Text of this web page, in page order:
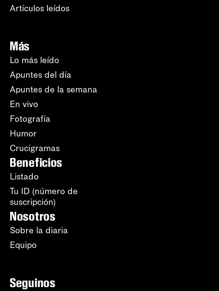
Artículos leídos
Más
Lo más leído
Apuntes del día
Apuntes de la semana
En vivo
Fotografía
Humor
Crucigramas
Beneficios
Listado
Tu ID (número de
suscripción)
Nosotros
Sobre la diaria
Equipo
Seguinos